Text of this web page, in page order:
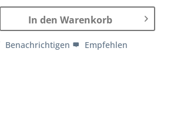
In den Warenkorb
Benachrichtigen Empfehlen